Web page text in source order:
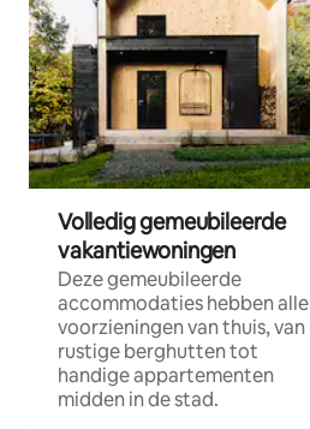
Volledig gemeubileerde
vakantiewoningen
Deze gemeubileerde
accommodaties hebben alle
voorzieningen van thuis, van
rustige berghutten tot
handige appartementen
midden in de stad.